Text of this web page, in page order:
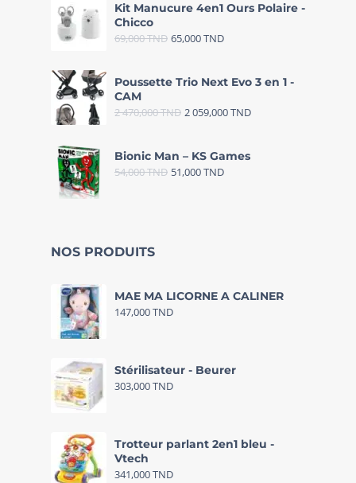
Kit Manucure 4en1 Ours Polaire -
Chicco
69,000TND 65,000TND
Poussette Trio Next Evo 3 en 1 -
CAM
2 470,000TND 2 059,000TND
Bionic Man – KS Games
54,000TND 51,000TND
NOS PRODUITS
MAE MA LICORNE A CALINER
147,000TND
Stérilisateur - Beurer
303,000TND
Trotteur parlant 2en1 bleu -
Vtech
341,000TND